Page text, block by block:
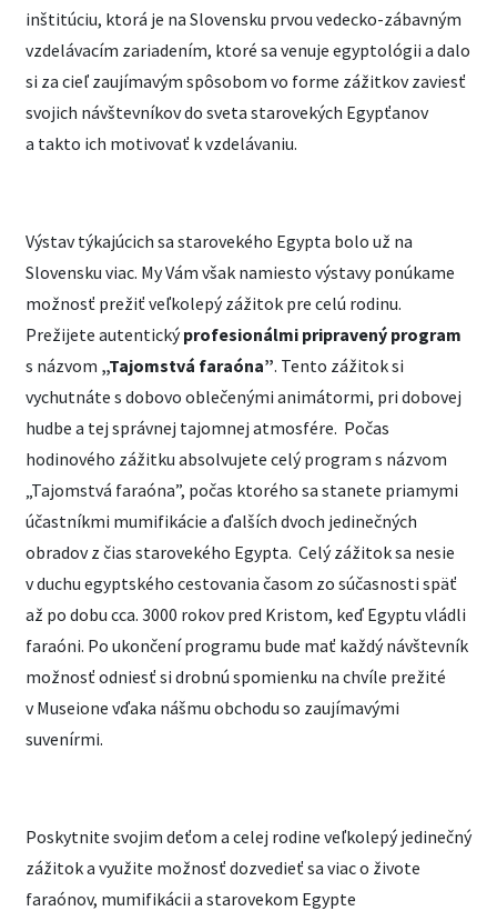
inštitúciu, ktorá je na Slovensku prvou vedecko-zábavným
vzdelávacím zariadením, ktoré sa venuje egyptológii a dalo
si za cieľ zaujímavým spôsobom vo forme zážitkov zaviesť
svojich návštevníkov do sveta starovekých Egypťanov
a takto ich motivovať k vzdelávaniu.
Výstav týkajúcich sa starovekého Egypta bolo už na
Slovensku viac. My Vám však namiesto výstavy ponúkame
možnosť prežiť veľkolepý zážitok pre celú rodinu.
Prežijete autentickýprofesionálmi pripravený program
s názvom „Tajomstvá faraóna”. Tento zážitok si
vychutnáte s dobovo oblečenými animátormi, pri dobovej
hudbe a tej správnej tajomnej atmosfére. Počas
hodinového zážitku absolvujete celý program s názvom
„Tajomstvá faraóna”, počas ktorého sa stanete priamymi
účastníkmi mumifikácie a ďalších dvoch jedinečných
obradov z čias starovekého Egypta. Celý zážitok sa nesie
v duchu egyptského cestovania časom zo súčasnosti späť
až po dobu cca. 3000 rokov pred Kristom, keď Egyptu vládli
faraóni. Po ukončení programu bude mať každý návštevník
možnosť odniesť si drobnú spomienku na chvíle prežité
v Museione vďaka nášmu obchodu so zaujímavými
suvenírmi.
Poskytnite svojim deťom a celej rodine veľkolepý jedinečný
zážitok a využite možnosť dozvedieť sa viac o živote
faraónov, mumifikácii a starovekom Egypte